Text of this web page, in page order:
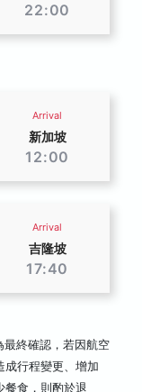
22:00
Arrival
新加坡
12:00
Arrival
吉隆坡
17:40
終確認，若因航空
成行程變更、增加
餐食，則酌於退